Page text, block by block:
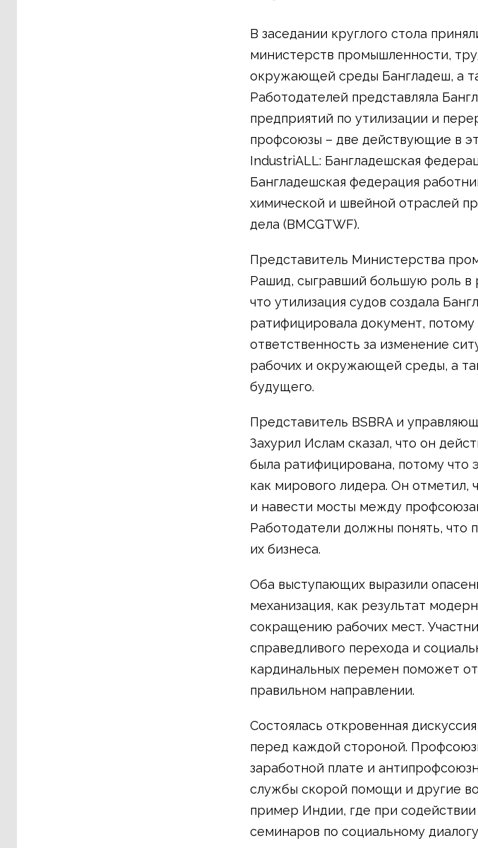
В заседании круглого стола
министерств промышленности,
окружающей среды Бангладеш, а
Работодателей представляла
предприятий по утилизации и
профсоюзы – две действующие в
IndustriALL: Бангладешская
Бангладешская федерация
химической и швейной отраслей
дела (BMCGTWF).
Представитель Министерства
Рашид, сыгравший большую роль в
что утилизация судов создала
ратифицировала документ, потому
ответственность за изменение
рабочих и окружающей среды, а
будущего.
Представитель BSBRA и
Захурил Ислам сказал, что он
была ратифицирована, потому что
как мирового лидера. Он отметил,
и навести мосты между
Работодатели должны понять, что
их бизнеса.
Оба выступающих выразили
механизация, как результат
сокращению рабочих мест.
справедливого перехода и
кардинальных перемен поможет
правильном направлении.
Состоялась откровенная
перед каждой стороной.
заработной плате и
службы скорой помощи и другие
пример Индии, где при
семинаров по социальному